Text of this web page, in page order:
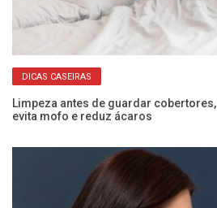
DICAS CASEIRAS
Limpeza antes de guardar
evita mofo e reduz ácaros